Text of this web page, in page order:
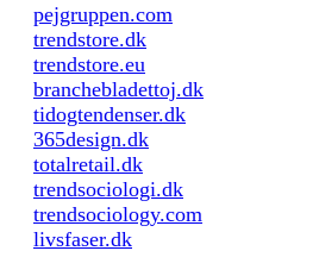
pejgruppen.com
trendstore.dk
trendstore.eu
branchebladettoj.dk
tidogtendenser.dk
365design.dk
totalretail.dk
trendsociologi.dk
trendsociology.com
livsfaser.dk